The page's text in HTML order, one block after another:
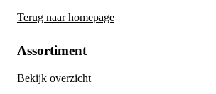
Terug naar homepage
Assortiment
Bekijk overzicht